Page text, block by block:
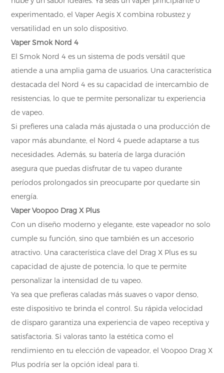
experimentado, el Vaper Aegis X combina robustez y
versatilidad en un solo dispositivo.
Vaper Smok Nord 4
El Smok Nord 4 es un sistema de pods versátil que
atiende a una amplia gama de usuarios. Una característica
destacada del Nord 4 es su capacidad de intercambio de
resistencias, lo que te permite personalizar tu experiencia
de vapeo.
Si prefieres una calada más ajustada o una producción de
vapor más abundante, el Nord 4 puede adaptarse a tus
necesidades. Además, su batería de larga duración
asegura que puedas disfrutar de tu vapeo durante
períodos prolongados sin preocuparte por quedarte sin
energía.
Vaper Voopoo Drag X Plus
Con un diseño moderno y elegante, este vapeador no solo
cumple su función, sino que también es un accesorio
atractivo. Una característica clave del Drag X Plus es su
capacidad de ajuste de potencia, lo que te permite
personalizar la intensidad de tu vapeo.
Ya sea que prefieras caladas más suaves o vapor denso,
este dispositivo te brinda el control. Su rápida velocidad
de disparo garantiza una experiencia de vapeo receptiva y
satisfactoria. Si valoras tanto la estética como el
rendimiento en tu elección de vapeador, el Voopoo Drag X
Plus podría ser la opción ideal para ti.